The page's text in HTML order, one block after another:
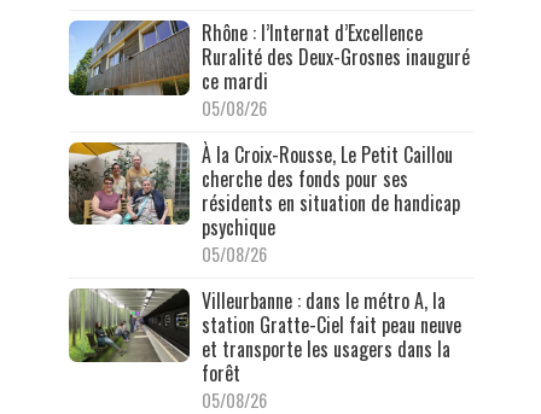
Rhône : l’Internat d’Excellence
Ruralité des Deux-Grosnes inauguré
ce mardi
05/08/26
À la Croix-Rousse, Le Petit Caillou
cherche des fonds pour ses
résidents en situation de handicap
psychique
05/08/26
Villeurbanne : dans le métro A, la
station Gratte-Ciel fait peau neuve
et transporte les usagers dans la
forêt
05/08/26